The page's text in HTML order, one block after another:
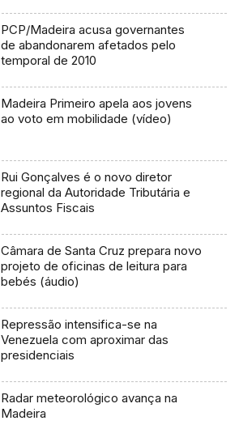
PCP/Madeira acusa governantes
de abandonarem afetados pelo
temporal de 2010
Madeira Primeiro apela aos jovens
ao voto em mobilidade (vídeo)
Rui Gonçalves é o novo diretor
regional da Autoridade Tributária e
Assuntos Fiscais
Câmara de Santa Cruz prepara novo
projeto de oficinas de leitura para
bebés (áudio)
Repressão intensifica-se na
Venezuela com aproximar das
presidenciais
Radar meteorológico avança na
Madeira